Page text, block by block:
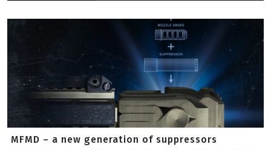
MFMD – a new generation of suppressors